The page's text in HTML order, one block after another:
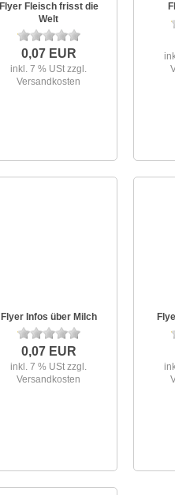
Flyer Fleisch frisst die
Welt
0,07 EUR
inkl. 7 % USt zzgl.
Versandkosten
Flyer Infos über Milch
0,07 EUR
inkl. 7 % USt zzgl.
Versandkosten